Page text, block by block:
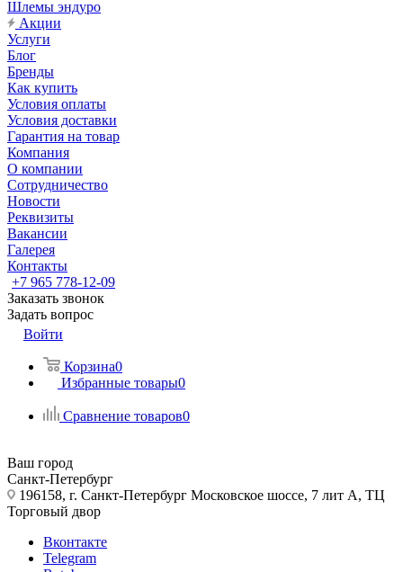
Шлемы эндуро
Акции
Услуги
Блог
Бренды
Как купить
Условия оплаты
Условия доставки
Гарантия на товар
Компания
О компании
Сотрудничество
Новости
Реквизиты
Вакансии
Галерея
Контакты
+7 965 778-12-09
Заказать звонок
Задать вопрос
Войти
Корзина0
Избранные товары0
Сравнение товаров0
Ваш город
Санкт-Петербург
196158, г. Санкт-Петербург Московское шоссе, 7 лит А, ТЦ
Торговый двор
Вконтакте
Telegram